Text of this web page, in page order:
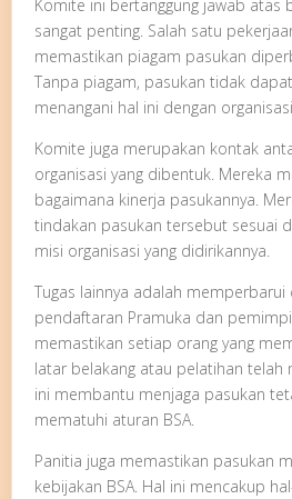
Komite ini bertanggung jawab atas
sangat penting. Salah satu
memastikan piagam pasukan
Tanpa piagam, pasukan tidak
menangani hal ini dengan
Komite juga merupakan kontak
organisasi yang dibentuk. Mereka
bagaimana kinerja pasukannya.
tindakan pasukan tersebut sesuai
misi organisasi yang didirikannya.
Tugas lainnya adalah
pendaftaran Pramuka dan
memastikan setiap orang yang
latar belakang atau pelatihan telah
ini membantu menjaga pasukan
mematuhi aturan BSA.
Panitia juga memastikan pasukan
kebijakan BSA. Hal ini mencakup